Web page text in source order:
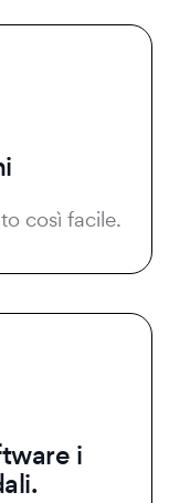
così facile.
i